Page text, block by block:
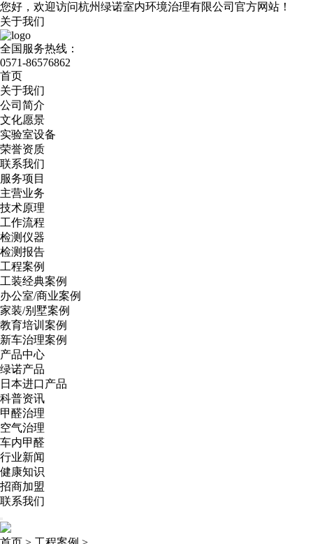
您好，欢迎访问杭州绿诺室内环境治理有限公司官方网站！
关于我们
全国服务热线：
0571-86576862
首页
关于我们
公司简介
文化愿景
实验室设备
荣誉资质
联系我们
服务项目
主营业务
技术原理
工作流程
检测仪器
检测报告
工程案例
工装经典案例
办公室/商业案例
家装/别墅案例
教育培训案例
新车治理案例
产品中心
绿诺产品
日本进口产品
科普资讯
甲醛治理
空气治理
车内甲醛
行业新闻
健康知识
招商加盟
联系我们